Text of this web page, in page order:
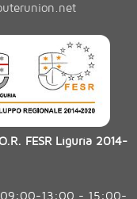
FESR Liguria 2014-
09:00-13:00 - 15:00-